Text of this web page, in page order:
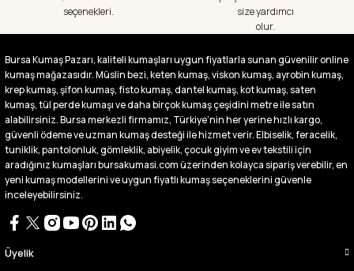
büyük kolaylık emeği geçenlere teşekkür
Buradan ikinci alışverişim ikisinden de çok
memnun kaldım teşekkürler.
Büşra Singeç | 02/07/2026
Bursa kumaş pazarından defalarca kumaş
aldım videoda anlatılıp gosterildigi gibi
çıktı. bu zamana kadar sorun yaşamadım
uygun fiyatlarından ve kalitesinden dolayı
tercih ettiğim kumaşçi
D... Ç... | 27/06/2026
Çok memnun kaldım,teşekkürler
seçenekleri.
size yardımcı
olur.
Bursa Kumaş Pazarı, kaliteli kumaşları uygun fiyatlarla sunan güvenilir online
kumaş mağazasıdır. Müslin bezi, keten kumaş, viskon kumaş, ayrobin kumaş,
krep kumaş, şifon kumaş, fisto kumaş, dantel kumaş, kot kumaş, saten
kumaş, tül perde kumaşı ve daha birçok kumaş çeşidini metre ile satın
alabilirsiniz. Bursa merkezli firmamız, Türkiye’nin her yerine hızlı kargo,
güvenli ödeme ve uzman kumaş desteği ile hizmet verir. Elbiselik, feracelik,
tuniklik, pantolonluk, gömleklik, abiyelik, çocuk giyim ve ev tekstili için
aradığınız kumaşları bursakumasi.com üzerinden kolayca sipariş verebilir, en
yeni kumaş modellerini ve uygun fiyatlı kumaş seçeneklerini güvenle
inceleyebilirsiniz.
Üyelik